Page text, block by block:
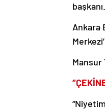
Ankara
Mansur